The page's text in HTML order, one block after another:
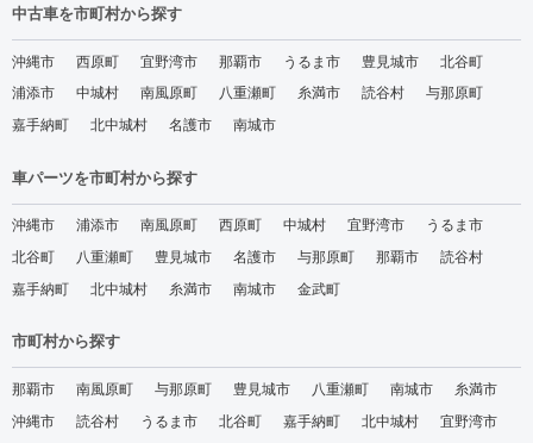
中古車を市町村から探す
沖縄市 西原町 宜野湾市 那覇市 うるま市 豊見城市
北谷町
浦添市
中城村 南風原町 八重瀬町 糸満市 読谷村
与那原町
嘉手納町
北中城村 名護市 南城市
車パーツを市町村から探す
沖縄市 浦添市 南風原町 西原町 中城村 宜野湾市
うるま市
北谷町
八重瀬町 豊見城市 名護市 与那原町 那覇市
読谷村
嘉手納町
北中城村 糸満市 南城市 金武町
市町村から探す
那覇市 南風原町 与那原町 豊見城市 八重瀬町 南城市
糸満市
沖縄市
読谷村 うるま市 北谷町 嘉手納町 北中城村
宜野湾市